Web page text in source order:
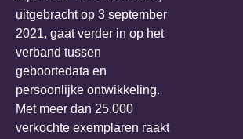
uitgebracht op 3 september
2021, gaat verder in op het
verband tussen
geboortedata en
persoonlijke ontwikkeling.
Met meer dan 25.000
verkochte exemplaren raakt